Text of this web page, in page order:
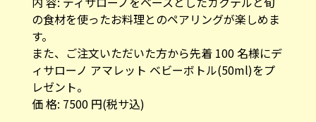
の食材を使ったお料理とのペアリングが楽しめま
す。
また、ご注文いただいた方から先着 100 名様にデ
ィサローノ アマレット ベビーボトル(50ml)をプ
レゼント。
価 格: 7500 円(税サ込)